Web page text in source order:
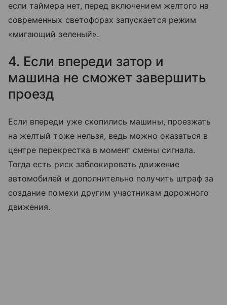
если таймера нет, перед включением желтого на
современных светофорах запускается режим
«мигающий зеленый».
4. Если впереди затор и
машина не сможет завершить
проезд
Если впереди уже скопились машины, проезжать
на желтый тоже нельзя, ведь можно оказаться в
центре перекрестка в момент смены сигнала.
Тогда есть риск заблокировать движение
автомобилей и дополнительно получить штраф за
создание помехи другим участникам дорожного
движения.